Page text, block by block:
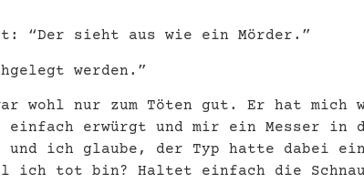
“Der sieht aus wie ein Mörder.”
werden.”
wohl nur zum Töten gut. Er hat mich
einfach erwürgt und mir ein Messer in
und ich glaube, der Typ hatte dabei
ich tot bin? Haltet einfach die